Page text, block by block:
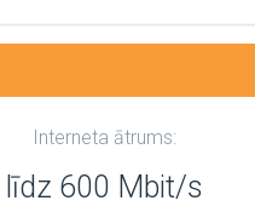
Interneta ātrums:
līdz 600 Mbit/s